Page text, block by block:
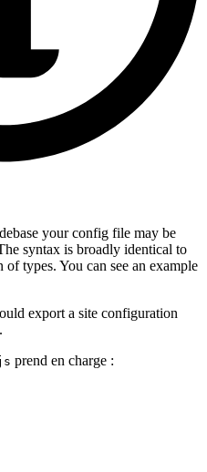
your config file may be
syntax is broadly identical to
types. You can see an example
export a site configuration
prend en charge :